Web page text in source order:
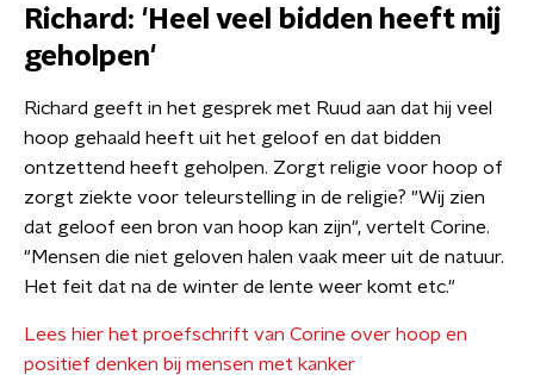
Richard: 'Heel veel bidden heeft mij
geholpen'
Richard geeft in het gesprek met Ruud aan dat hij veel
hoop gehaald heeft uit het geloof en dat bidden
ontzettend heeft geholpen. Zorgt religie voor hoop of
zorgt ziekte voor teleurstelling in de religie? "Wij zien
dat geloof een bron van hoop kan zijn", vertelt Corine.
"Mensen die niet geloven halen vaak meer uit de natuur.
Het feit dat na de winter de lente weer komt etc."
Lees hier het proefschrift van Corine over hoop en
positief denken bij mensen met kanker